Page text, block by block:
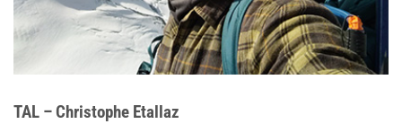
TAL – Christophe Etallaz